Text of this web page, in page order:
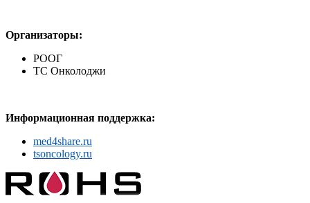
Организаторы:
РООГ
ТС Онколоджи
Информационная поддержка:
med4share.ru
tsoncology.ru